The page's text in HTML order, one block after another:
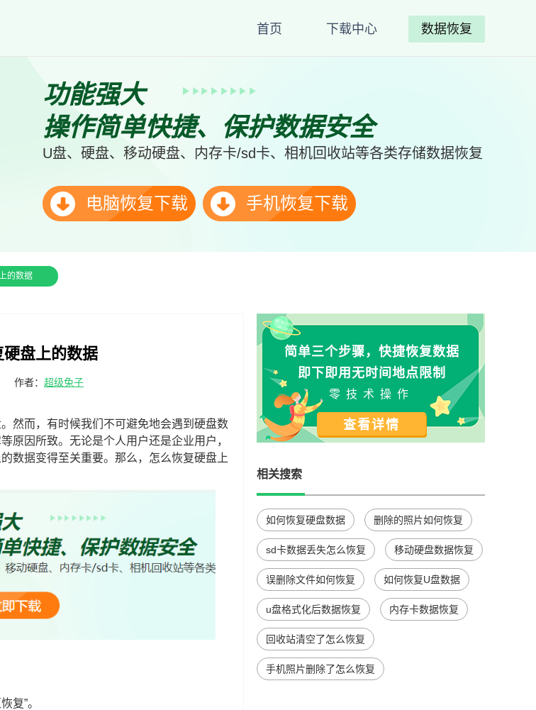
首页 下载中心 数据恢复
功能强大
操作简单快捷、保护数据安全
U盘、硬盘、移动硬盘、内存卡/sd卡、相机回收站等各类存储数据恢复
电脑恢复下载 手机恢复下载
的数据
盘上的数据
作者： 超级兔子
然而，有时候我们不可避免地会遇到硬盘数
原因所致。无论是个人用户还是企业用户，
数据变得至关重要。那么，怎么恢复硬盘上
复”。
简单三个步骤，快捷恢复数据
即下即用无时间地点限制
零技术操作
查看详情
相关搜索
如何恢复硬盘数据 删除的照片如何恢复
sd卡数据丢失怎么恢复 移动硬盘数据恢复
误删除文件如何恢复 如何恢复U盘数据
u盘格式化后数据恢复 内存卡数据恢复
回收站清空了怎么恢复
手机照片删除了怎么恢复